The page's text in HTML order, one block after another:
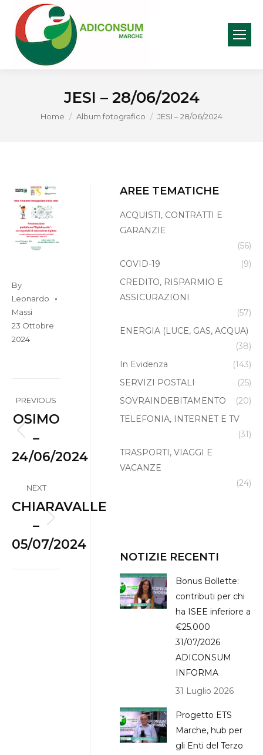
JESI – 28/06/2024
You are here:
Home Album fotografico JESI – 28/06/2024
By
Leonardo
Massi
23 Ottobre
2024
navigation
PREVIOUS
Previous
album:
OSIMO
–
24/06/2024
NEXT
Next
album:
CHIARAVALLE
–
05/07/2024
AREE TEMATICHE
ACQUISTI, CONTRATTI E
GARANZIE
(56)
COVID-19
(9)
CREDITO, RISPARMIO E
ASSICURAZIONI
(57)
ENERGIA (LUCE, GAS, ACQUA)
(38)
In Evidenza
(143)
SERVIZI POSTALI
(25)
SOVRAINDEBITAMENTO
(20)
TELEFONIA, INTERNET E TV
(31)
TRASPORTI, VIAGGI E
VACANZE
(24)
NOTIZIE RECENTI
Bonus Bollette:
contributi per chi
ha ISEE inferiore a
€25.000
31/07/2026
ADICONSUM
INFORMA
31 Luglio 2026
Progetto ETS
Marche, hub per
gli Enti del Terzo